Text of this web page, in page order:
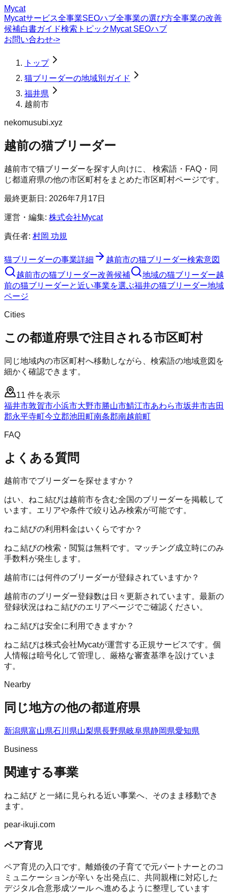
Mycat
Mycatサービス全事業SEOハブ全事業の選び方全事業の改善
候補白書ガイド検索トピック Mycat SEOハブ
お問い合わせ->
トップ
猫ブリーダーの地域別ガイド
福井県
越前市
nekomusubi.xyz
越前の猫ブリーダー
越前市で猫ブリーダーを探す人向けに、 検索語・FAQ・同
じ都道府県の他の市区町村をまとめた市区町村ページです。
最終更新日: 2026年7月17日
運営・編集: 株式会社Mycat
責任者: 村岡 功規
猫ブリーダーの事業詳細 越前市の猫ブリーダー検索意図
越前市の猫ブリーダー改善候補 地域の猫ブリーダー越
前の猫ブリーダーと近い事業を選ぶ福井の猫ブリーダー地域
ページ
Cities
この都道府県で注目される市区町村
同じ地域内の市区町村へ移動しながら、検索語の地域意図を
細かく確認できます。
11 件を表示
福井市敦賀市小浜市大野市勝山市鯖江市あわら市坂井市吉田
郡永平寺町今立郡池田町南条郡南越前町
FAQ
よくある質問
越前市でブリーダーを探せますか？
はい、ねこ結びは越前市を含む全国のブリーダーを掲載して
います。エリアや条件で絞り込み検索が可能です。
ねこ結びの利用料金はいくらですか？
ねこ結びの検索・閲覧は無料です。マッチング成立時にのみ
手数料が発生します。
越前市には何件のブリーダーが登録されていますか？
越前市のブリーダー登録数は日々更新されています。最新の
登録状況はねこ結びのエリアページでご確認ください。
ねこ結びは安全に利用できますか？
ねこ結びは株式会社Mycatが運営する正規サービスです。個
人情報は暗号化して管理し、厳格な審査基準を設けていま
す。
Nearby
同じ地方の他の都道府県
新潟県富山県石川県山梨県長野県岐阜県静岡県愛知県
Business
関連する事業
ねこ結びと一緒に見られる近い事業へ、そのまま移動でき
ます。
pear-ikuji.com
ペア育児
ペア育児の入口です。離婚後の子育てで元パートナーとのコ
ミュニケーションが辛い を出発点に、共同親権に対応した
デジタル合意形成ツール へ進めるように整理しています